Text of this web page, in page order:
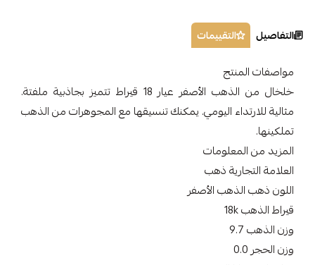
التفاصيل التقييمات
مواصفات المنتج
خلخال من الذهب الأصفر عيار 18 قيراط تتميز بجاذبية ملفتة.
مثالية للارتداء اليومي. يمكنك تنسيقها مع المجوهرات من الذهب
تملكينها.
المزيد من المعلومات
العلامة التجارية ذهب
اللون ذهب الذهب الأصفر
قيراط الذهب 18k
وزن الذهب 9.7
وزن الحجر 0.0